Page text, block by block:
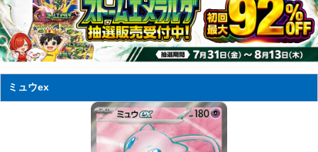
ミュウex